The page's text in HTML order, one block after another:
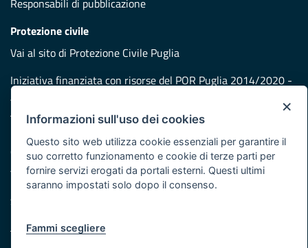
Responsabili di pubblicazione
Protezione civile
Vai al sito di Protezione Civile Puglia
Iniziativa finanziata con risorse del POR Puglia 2014/2020 -
Asse XI
Note legali
Cookie e privacy
Atti di notifica
Feed RSS
Servizi Intranet
×
Informazioni sull'uso dei cookies
Questo sito web utilizza cookie essenziali per garantire il
suo corretto funzionamento e cookie di terze parti per
fornire servizi erogati da portali esterni. Questi ultimi
saranno impostati solo dopo il consenso.
Fammi scegliere